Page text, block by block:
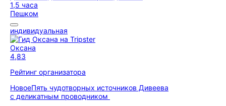
1,5 часа
Пешком
индивидуальная
Оксана
4,83
Рейтинг организатора
НовоеПять чудотворных источников Дивеева
с деликатным проводником